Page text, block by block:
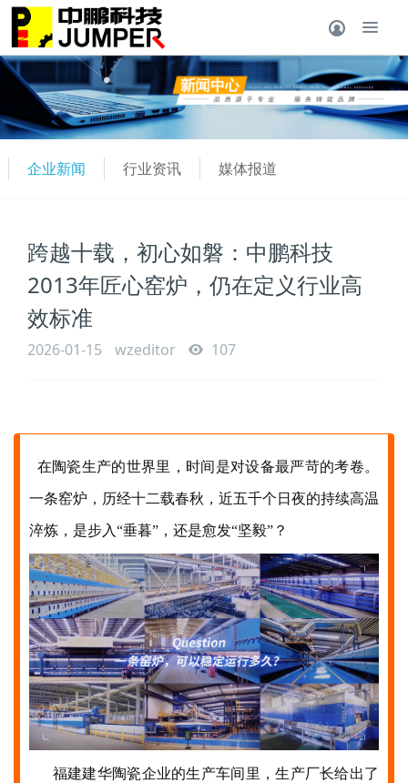
企业新闻 行业资讯 媒体报道
跨越十载，初心如磐：中鹏科技
2013年匠心窑炉，仍在定义行业高
效标准
2026-01-15 wzeditor 107
在陶瓷生产的世界里，时间是对设备最严苛的考卷。
一条窑炉，历经十二载春秋，近五千个日夜的持续高温
淬炼，是步入“垂暮”，还是愈发“坚毅”？
福建建华陶瓷企业的生产车间里，生产厂长给出了